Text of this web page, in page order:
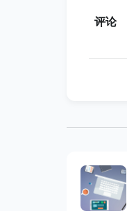
下面
class
评论